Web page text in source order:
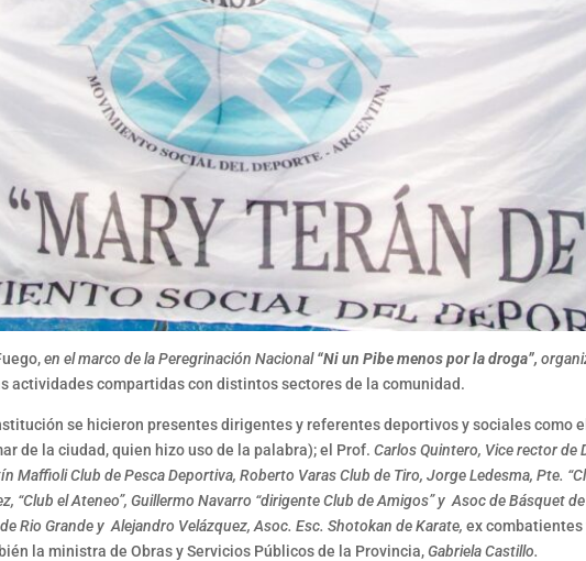
en el marco de la Peregrinación Nacional“Ni un Pibe menos por la droga”,
actividades compartidas con distintos sectores de la comunidad.
se hicieron presentes dirigentes y referentes deportivos y sociales como
de la ciudad, quien hizo uso de la palabra); el Prof.Carlos Quintero, Vice rector de
Maffioli Club de Pesca Deportiva, Roberto Varas Club de Tiro, Jorge Ledesma, Pte.
“Club el Ateneo”, Guillermo Navarro “dirigente Club de Amigos” y Asoc de Básquet
Rio Grande y Alejandro Velázquez, Asoc. Esc. Shotokan de Karate, ex
la ministra de Obras y Servicios Públicos de la Provincia,Gabriela Castillo.